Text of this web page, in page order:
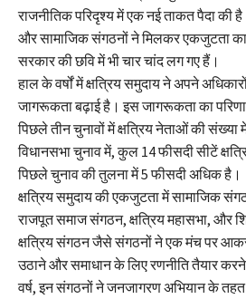
राजनीतिक परिदृश्य में एक नई ताकत पैदा की
और सामाजिक संगठनों ने मिलकर एकजुटता का
सरकार की छवि में भी चार चांद लग गए हैं।
हाल के वर्षों में क्षत्रिय समुदाय ने अपने
जागरूकता बढ़ाई है। इस जागरूकता का
पिछले तीन चुनावों में क्षत्रिय नेताओं की संख्या
विधानसभा चुनाव में, कुल 14 फीसदी सीटें
पिछले चुनाव की तुलना में 5 फीसदी अधिक है।
क्षत्रिय समुदाय की एकजुटता में सामाजिक
राजपूत समाज संगठन, क्षत्रिय महासभा, और
क्षत्रिय संगठन जैसे संगठनों ने एक मंच पर
उठाने और समाधान के लिए रणनीति तैयार
वर्ष, इन संगठनों ने जनजागरण अभियान के